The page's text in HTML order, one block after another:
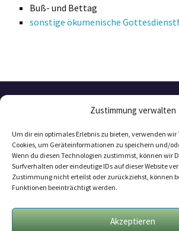
Zustimmung verwalten
Um dir ein optimales Erlebnis zu bieten, verwenden wir
Cookies, um Geräteinformationen zu speichern und/
Wenn du diesen Technologien zustimmst, können wir
Surfverhalten oder eindeutige IDs auf dieser Website
Zustimmung nicht erteilst oder zurückziehst, können
Funktionen beeinträchtigt werden.
Akzeptieren
Buß- und Bettag
sonstige ökumenische